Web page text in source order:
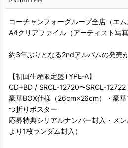
コーチャンフォーグループ全店（エ
A4クリアファイル（アーティスト写真
約3年ぶりとなる2ndアルバムの発売
【初回生産限定盤TYPE-A】
CD+BD / SRCL-12720〜SRCL-
豪華BOX仕様（26cm×26cm）・豪
つ折りポスター
応募特典シリアルナンバー封入・メ
より1枚ランダム封入）